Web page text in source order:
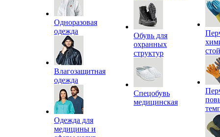
Одноразовая
одежда
Влагозащитная
одежда
Одежда для
медицины и
Обувь для
охранных
структур
Спецобувь
медицинская